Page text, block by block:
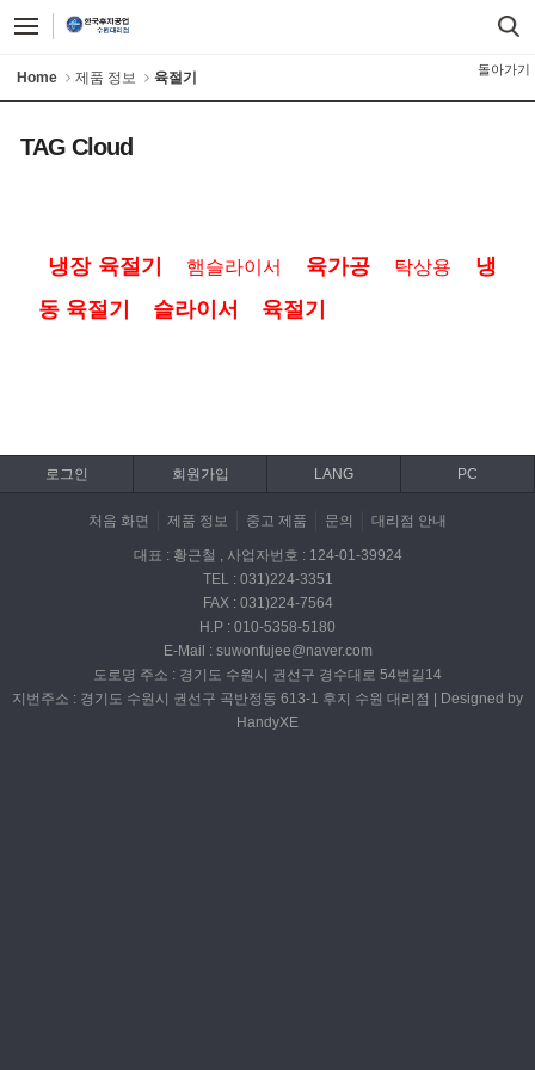
Home 제품 정보 육절기 돌아가기
TAG Cloud
냉장 육절기 햄슬라이서 육가공 탁상용
냉
동 육절기
슬라이서 육절기
로그인 회원가입 LANG PC
처음 화면 제품 정보 중고 제품 문의 대리점 안내
대표 : 황근철 , 사업자번호 : 124-01-39924
TEL : 031)224-3351
FAX : 031)224-7564
H.P : 010-5358-5180
E-Mail : suwonfujee@naver.com
도로명 주소 : 경기도 수원시 권선구 경수대로 54번길14
지번주소 : 경기도 수원시 권선구 곡반정동 613-1 후지 수원 대리점 | Designed by
HandyXE